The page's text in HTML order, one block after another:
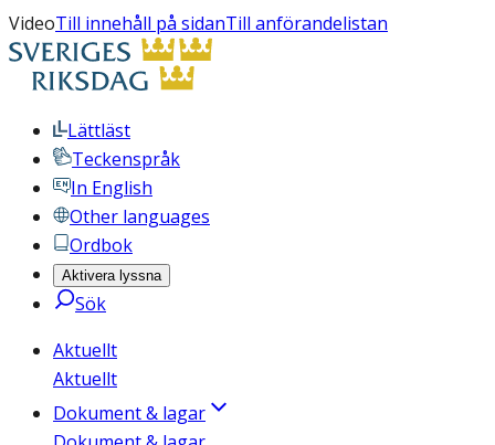
VideoTill innehåll på sidanTill anförandelistan
Lättläst
Teckenspråk
In English
Other languages
Ordbok
Aktivera lyssna
Sök
Aktuellt
Aktuellt
Dokument & lagar